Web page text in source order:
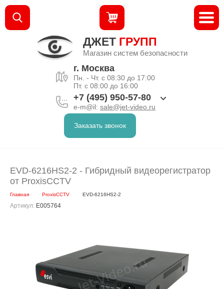
ДЖЕТ ГРУПП
Магазин систем безопасности
г. Москва
Пн. - Чт. с 08:30 до 17:00
Пт. с 08:00 до 16:00
+7 (495) 950-57-80
e-m@il: sale@jet-video.ru
Заказать звонок
EVD-6216HS2-2 - Гибридный видеорегистратор
от ProxisCCTV
Главная ProxisCCTV EVD-6216HS2-2
Артикул: E005764